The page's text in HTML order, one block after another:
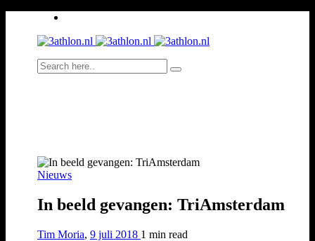
Nieuws
In beeld gevangen: TriAmsterdam
Tim Moria, 9 juli 2018 1 min read